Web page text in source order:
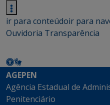
ir para conteúdoir para
Ouvidoria Transparência
AGEPEN
Agência Estadual de
Penitenciário